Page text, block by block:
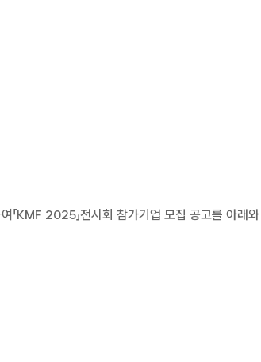
KMF 2025」전시회 참가기업 모집 공고를 아래